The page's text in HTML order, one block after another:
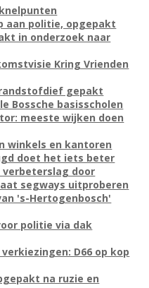
aan politie, opgepakt
in onderzoek naar
Kring Vrienden
gepakt
Bossche basisscholen
meeste wijken doen
winkels en kantoren
doet het iets beter
door
segways uitproberen
's-Hertogenbosch'
politie via dak
D66 op kop
na ruzie en